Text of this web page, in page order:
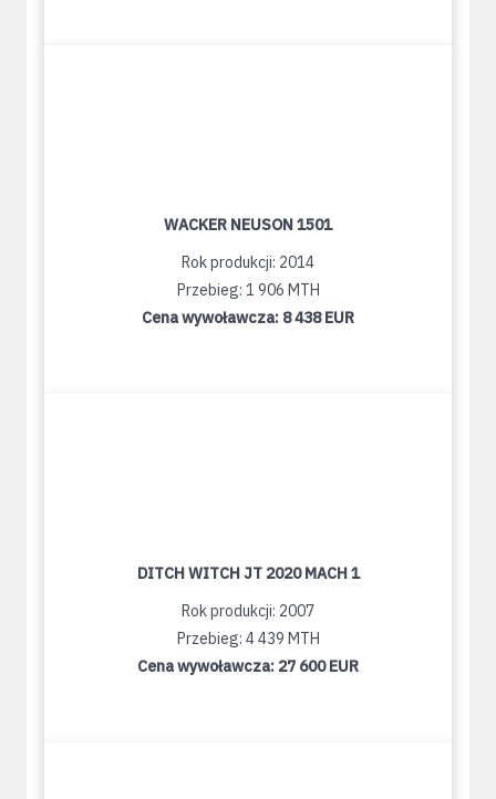
WACKER NEUSON 1501
Rok produkcji: 2014
Przebieg: 1 906 MTH
Cena wywoławcza: 8 438 EUR
DITCH WITCH JT 2020 MACH 1
Rok produkcji: 2007
Przebieg: 4 439 MTH
Cena wywoławcza: 27 600 EUR